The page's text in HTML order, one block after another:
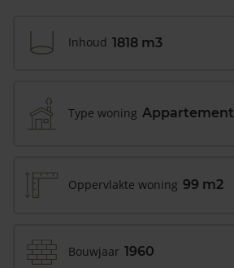
Inhoud 1818 m3
Type woning Appartement
Oppervlakte woning 99 m2
Bouwjaar 1960